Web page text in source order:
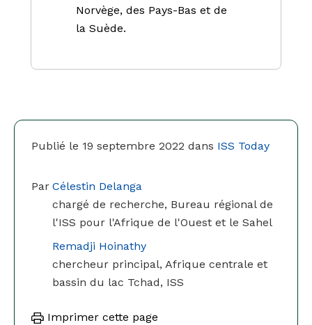
Publié le 19 septembre 2022 dans ISS Today
Par Célestin Delanga
chargé de recherche, Bureau régional de
l'ISS pour l'Afrique de l'Ouest et le Sahel
Remadji Hoinathy
chercheur principal, Afrique centrale et
bassin du lac Tchad, ISS
Imprimer cette page
Norvège, des Pays-Bas et de
la Suède.